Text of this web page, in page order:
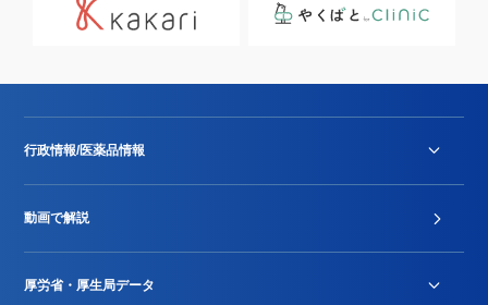
行政情報/医薬品情報
Stu-GEレポート
動画で解説
厚労省・厚生局データ